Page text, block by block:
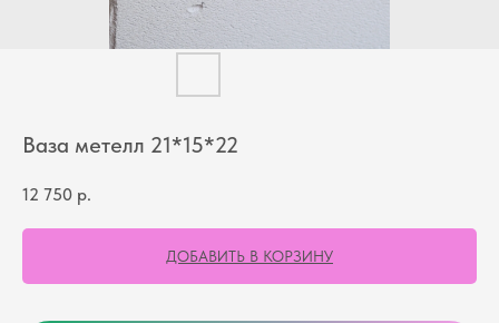
Ваза метелл 21*15*22
12 750 р.
ДОБАВИТЬ В КОРЗИНУ